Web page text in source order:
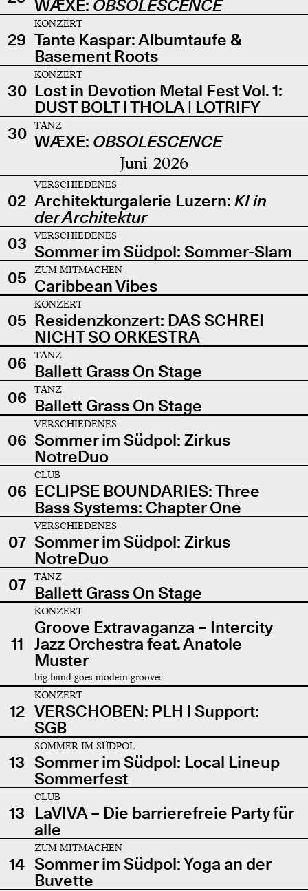
WÆXE: OBSOLESCENCE
29
KONZERT
Tante Kaspar: Albumtaufe &
Basement Roots
30
KONZERT
Lost in Devotion Metal Fest Vol. 1:
DUST BOLT | THOLA | LOTRIFY
30
TANZ
WÆXE: OBSOLESCENCE
Juni 2026
02
VERSCHIEDENES
Architekturgalerie Luzern: KI in
der Architektur
03
VERSCHIEDENES
Sommer im Südpol: Sommer-Slam
05
ZUM MITMACHEN
Caribbean Vibes
05
KONZERT
Residenzkonzert: DAS SCHREI
NICHT SO ORKESTRA
06
TANZ
Ballett Grass On Stage
06
TANZ
Ballett Grass On Stage
06
VERSCHIEDENES
Sommer im Südpol: Zirkus
NotreDuo
06
CLUB
ECLIPSE BOUNDARIES: Three
Bass Systems: Chapter One
07
VERSCHIEDENES
Sommer im Südpol: Zirkus
NotreDuo
07
TANZ
Ballett Grass On Stage
11
KONZERT
Groove Extravaganza – Intercity
Jazz Orchestra feat. Anatole
Muster
big band goes modern grooves
12
KONZERT
VERSCHOBEN: PLH | Support:
SGB
13
SOMMER IM SÜDPOL
Sommer im Südpol: Local Lineup
Sommerfest
13
CLUB
LaVIVA – Die barrierefreie Party für
alle
14
ZUM MITMACHEN
Sommer im Südpol: Yoga an der
Buvette